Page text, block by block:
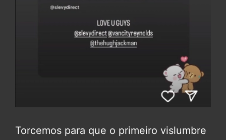
Torcemos para que o primeiro vislumbre